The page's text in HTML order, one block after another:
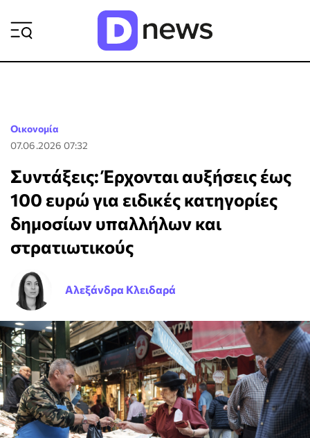
Οικονομία
07.06.2026 07:32
Συντάξεις: Έρχονται αυξήσεις έως
100 ευρώ για ειδικές κατηγορίες
δημοσίων υπαλλήλων και
στρατιωτικούς
Αλεξάνδρα Κλειδαρά